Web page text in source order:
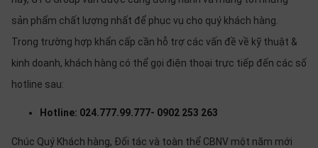
sản phẩm chất lượng nhất để phục vụ cho quý khách hàng.
Trong trường hợp khẩn cấp cần hỗ trợ các vấn đề về kỹ thuật &
kinh doanh, khách hàng có thể gọi điện thoại trực tiếp đến các số
hotline sau:
Hotline: 024.777.99.777- 0902 253 263
Chúc Quý Khách hàng, Đối tác và toàn thể CBNV một năm mới
Solution
Service
Support
Contact